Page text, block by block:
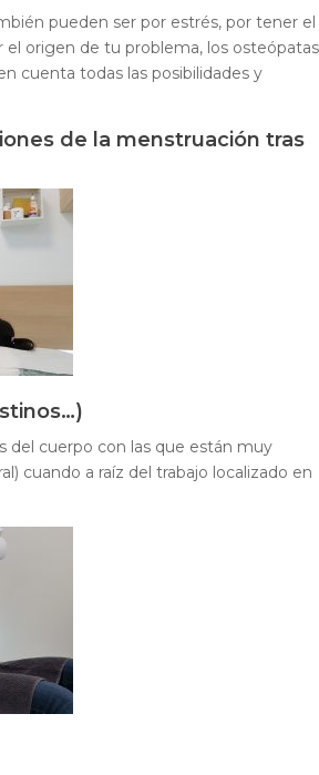
pueden ser por estrés, por tener el
el origen de tu problema, los osteópatas
cuenta todas las posibilidades y
de la menstruación tras
del cuerpo con las que están muy
cuando a raíz del trabajo localizado en